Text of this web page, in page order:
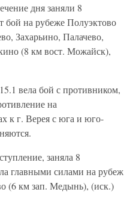
дня заняли 8
бой на рубеже Полуэктово
Захарьино, Палачево,
(8 км вост. Можайск),
вела бой с противником,
на
к г. Верея с юга и юго-
заняла 8
главными силами на рубеж
(6 км зап. Медынь), (иск.)